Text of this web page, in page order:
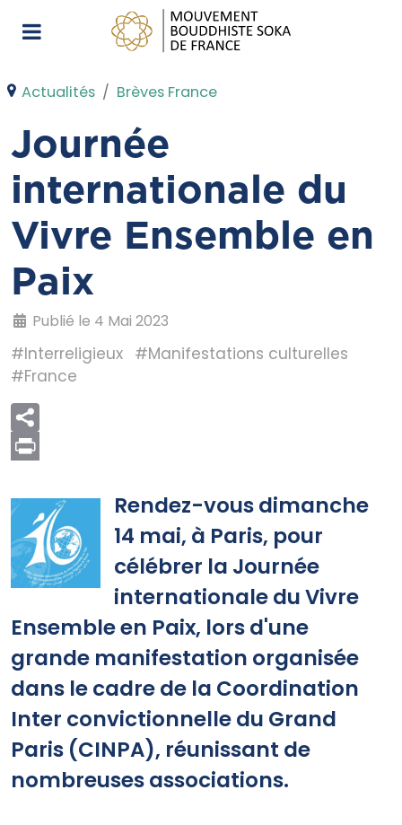
Actualités Brèves France
Journée
internationale du
Vivre Ensemble en
Paix
Publié le 4 Mai 2023
#Interreligieux #Manifestations culturelles
#France
Rendez-vous dimanche
14 mai, à Paris, pour
célébrer la Journée
internationale du Vivre
Ensemble en Paix, lors d'une
grande manifestation organisée
dans le cadre de la Coordination
Inter convictionnelle du Grand
Paris (CINPA), réunissant de
nombreuses associations.